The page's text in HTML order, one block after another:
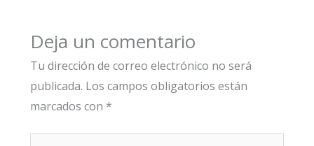
Deja un comentario
Tu dirección de correo electrónico no será
publicada. Los campos obligatorios están
marcados con *